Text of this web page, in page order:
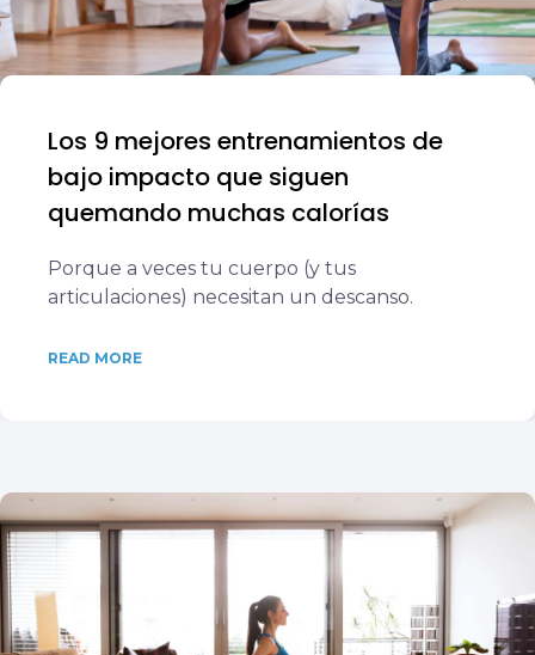
Los 9 mejores entrenamientos de
bajo impacto que siguen
quemando muchas calorías
Porque a veces tu cuerpo (y tus
articulaciones) necesitan un descanso.
READ MORE